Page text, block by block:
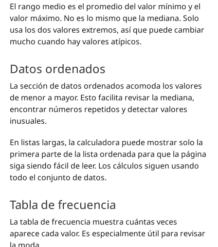
El rango medio es el promedio del valor mínimo y el
valor máximo. No es lo mismo que la mediana. Solo
usa los dos valores extremos, así que puede cambiar
mucho cuando hay valores atípicos.
Datos ordenados
La sección de datos ordenados acomoda los valores
de menor a mayor. Esto facilita revisar la mediana,
encontrar números repetidos y detectar valores
inusuales.
En listas largas, la calculadora puede mostrar solo la
primera parte de la lista ordenada para que la página
siga siendo fácil de leer. Los cálculos siguen usando
todo el conjunto de datos.
Tabla de frecuencia
La tabla de frecuencia muestra cuántas veces
aparece cada valor. Es especialmente útil para revisar